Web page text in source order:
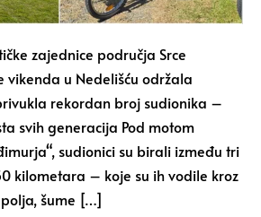
zajednice područja Srce
vikenda u Nedelišću održala
rekordan broj sudionika –
svih generacija Pod motom
sudionici su birali između tri
kilometara – koje su ih vodile kroz
šume […]